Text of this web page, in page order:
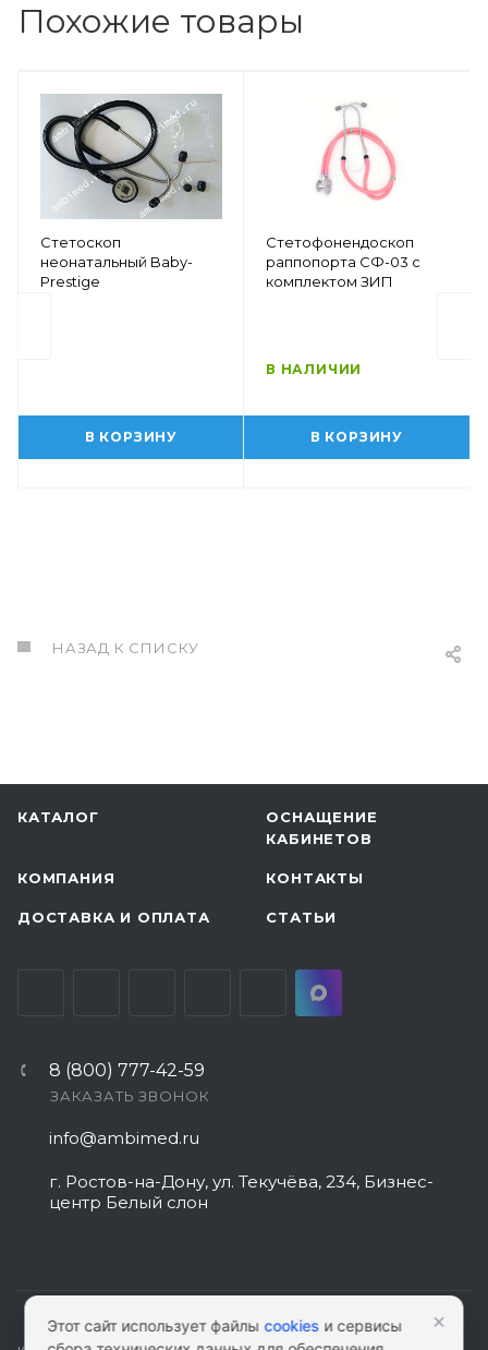
Похожие товары
Стетоскоп
неонатальный Baby-
Prestige
В КОРЗИНУ
Стетофонендоскоп
раппопорта СФ-03 с
комплектом ЗИП
В НАЛИЧИИ
В КОРЗИНУ
НАЗАД К СПИСКУ
КАТАЛОГ
ОСНАЩЕНИЕ
КАБИНЕТОВ
КОМПАНИЯ КОНТАКТЫ
ДОСТАВКА И ОПЛАТА СТАТЬИ
8 (800) 777-42-59
ЗАКАЗАТЬ ЗВОНОК
info@ambimed.ru
г. Ростов-на-Дону, ул. Текучёва, 234, Бизнес-
центр Белый слон
Этот сайт использует файлыcookies и сервисы
×